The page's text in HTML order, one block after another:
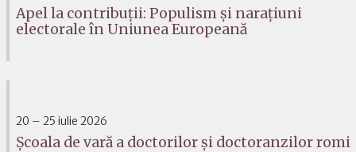
Apel la contribuții: Populism și narațiuni
electorale în Uniunea Europeană
20 – 25 iulie 2026
Școala de vară a doctorilor și doctoranzilor romi